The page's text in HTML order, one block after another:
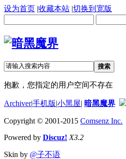
设为首页 |收藏本站 |切换到宽版
搜索
抱歉，您指定的用户空间不存在
Archiver|手机版|小黑屋| 暗黑魔界
Copyright © 2001-2015 Comsenz Inc.
Powered by Discuz! X3.2
Skin by @子不语